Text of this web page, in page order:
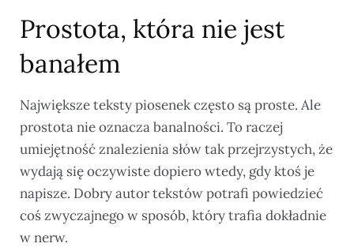
Prostota, która nie jest
banałem
Największe teksty piosenek często są proste. Ale
prostota nie oznacza banalności. To raczej
umiejętność znalezienia słów tak przejrzystych, że
wydają się oczywiste dopiero wtedy, gdy ktoś je
napisze. Dobry autor tekstów potrafi powiedzieć
coś zwyczajnego w sposób, który trafia dokładnie
w nerw.